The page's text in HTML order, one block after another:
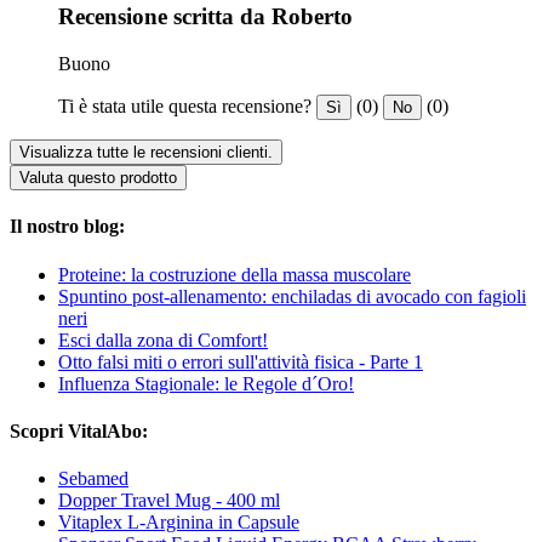
Recensione scritta da Roberto
Buono
Ti è stata utile questa recensione? Sì (0) No (0)
Visualizza tutte le recensioni clienti.
Valuta questo prodotto
Il nostro blog:
Proteine: la costruzione della massa muscolare
Spuntino post-allenamento: enchiladas di avocado con fagioli
neri
Esci dalla zona di Comfort!
Otto falsi miti o errori sull'attività fisica - Parte 1
Influenza Stagionale: le Regole d´Oro!
Scopri VitalAbo:
Sebamed
Dopper Travel Mug - 400 ml
Vitaplex L-Arginina in Capsule